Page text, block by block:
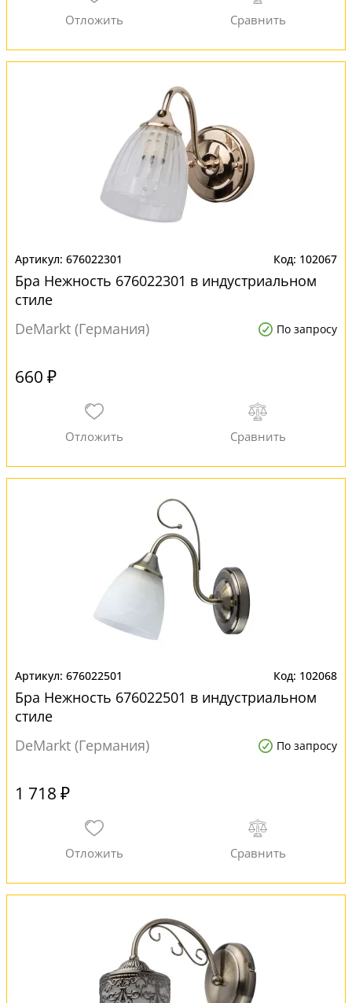
676022301 102067
Бра Нежность 676022301 в индустриальном
стиле
DeMarkt (Германия)
По запросу
660 ₽
676022501 102068
Бра Нежность 676022501 в индустриальном
стиле
DeMarkt (Германия)
По запросу
1 718 ₽